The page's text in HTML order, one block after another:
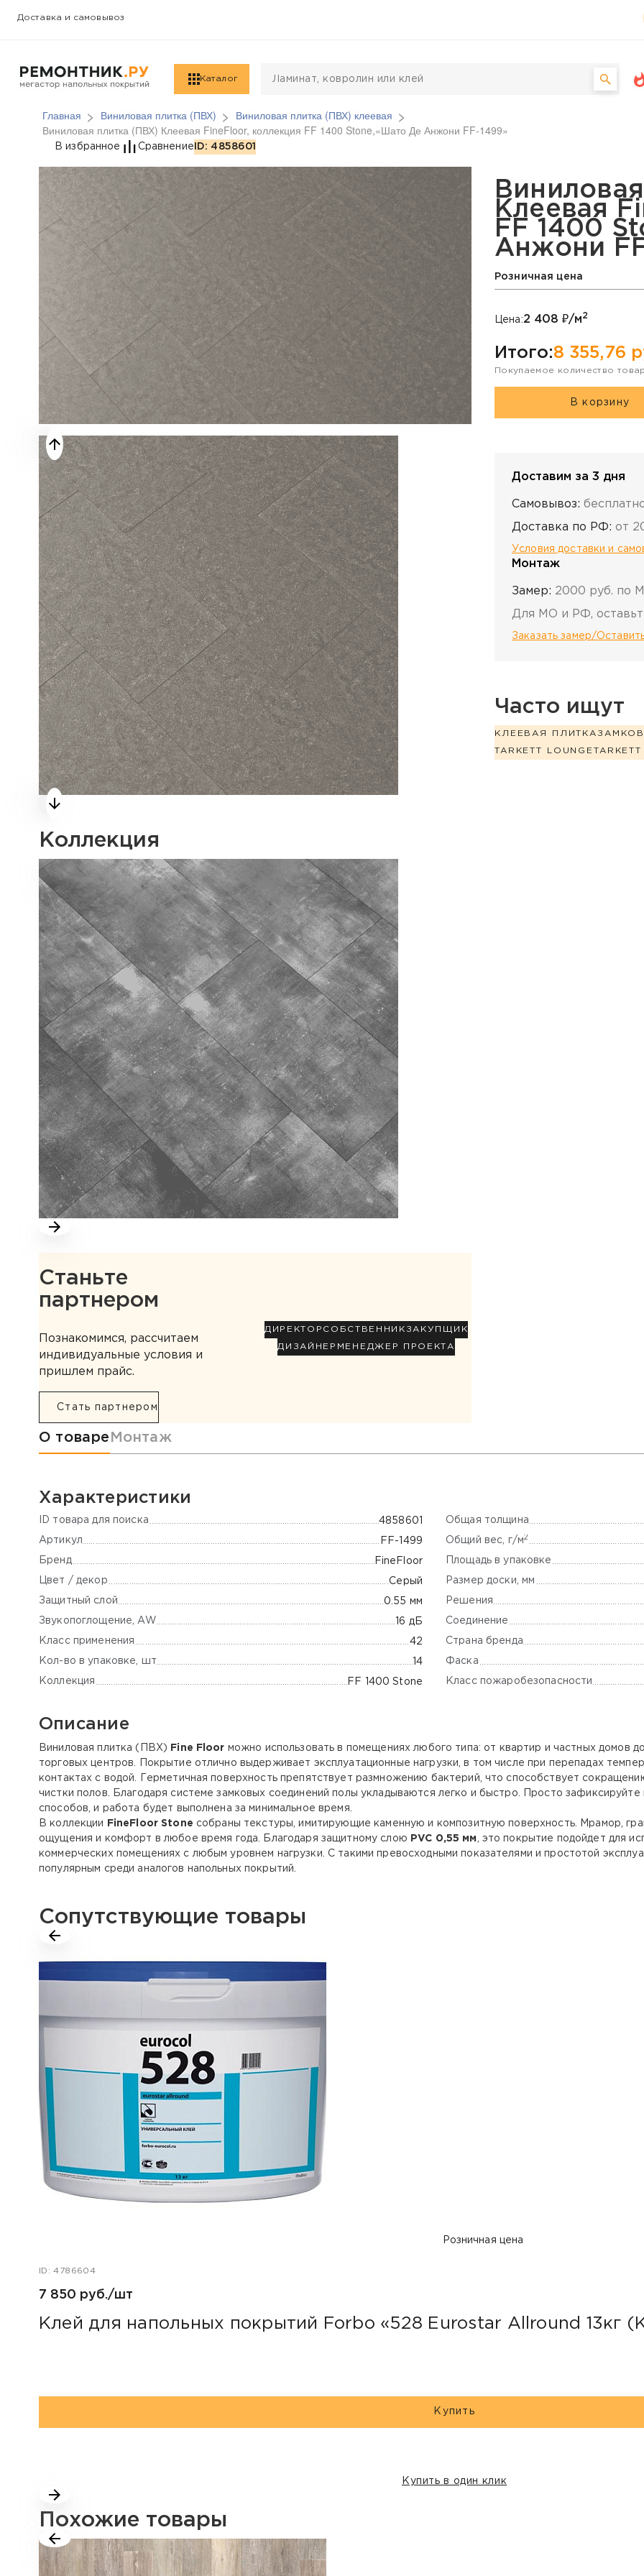
Доставка и самовывоз
Каталог
Главная Виниловая плитка (ПВХ)
Виниловая плитка (ПВХ) клеевая
Виниловая плитка (ПВХ) Клеевая FineFloor, коллекция FF 1400 Stone,«Шато Де Анжони FF-1499»
Виниловая плитка (ПВХ) Клеевая FineFloor,
В избранное Сравнение ID: 4858601
Коллекция
Станьте
партнером
Познакомимся, рассчитаем
индивидуальные условия и
пришлем прайс.
Стать партнером
ДИРЕКТОР СОБСТВЕННИК ЗАКУПЩИК
ДИЗАЙНЕР МЕНЕДЖЕР ПРОЕКТА
Клеевая
FF 1400
Анжони
Розничная цена
Цена:2 408 ₽/м2
Итого:8 355,76
Покупаемое количество
В корзину
Доставим за 3 дня
Самовывоз:
Доставка по РФ: от
Условия доставки и
Монтаж
Замер: 2000 руб. по
Для МО и РФ,
Заказать замер/
Часто ищут
КЛЕЕВАЯ ПЛИТКА
TARKETT LOUNGE
Информация о товаре
О товаре Монтаж
Характеристики
ID товара для поиска 4858601
Артикул FF-1499
Бренд FineFloor
Цвет / декор Серый
Защитный слой 0.55 мм
Звукопоглощение, AW 16 дБ
Класс применения 42
Кол-во в упаковке, шт 14
Коллекция FF 1400 Stone
Общая толщина
Общий вес, г/м 2
Площадь в упаковке
Размер доски, мм
Решения
Соединение
Страна бренда
Фаска
Класс пожаробезопасности
Описание
Виниловая плитка (ПВХ) Fine Floor можно использовать в помещениях любого типа: от квартир и частных домов
торговых центров. Покрытие отлично выдерживает эксплуатационные нагрузки, в том числе при перепадах
контактах с водой. Герметичная поверхность препятствует размножению бактерий, что способствует
чистки полов. Благодаря системе замковых соединений полы укладываются легко и быстро. Просто зафиксируйте
способов, и работа будет выполнена за минимальное время.
В коллекции
FineFloor Stone собраны текстуры, имитирующие каменную и композитную поверхность. Мрамор,
ощущения и комфорт в любое время года. Благодаря защитному слою
PVC 0,55 мм
, это покрытие подойдет для
коммерческих помещениях с любым уровнем нагрузки. С такими превосходными показателями и простотой
популярным среди аналогов напольных покрытий.
Сопутствующие товары
Розничная цена
ID: 4786604
7 850 руб./шт
Клей для напольных покрытий Forbo «528 Eurostar Allround 13кг
Купить
Купить в один клик
Похожие товары